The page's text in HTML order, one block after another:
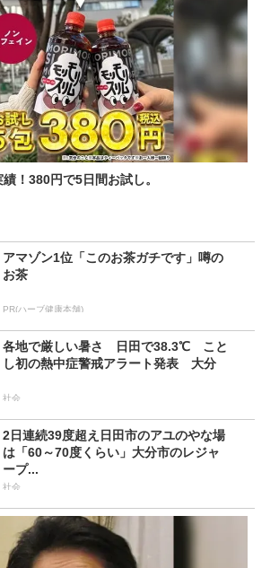
！380円で5日間お試し。
アマゾン1位「このお茶ガチです」噂の
お茶
PR(ハーブ健康本舗)
各地で厳しい暑さ 日田で38.3℃ こと
し初の熱中症警戒アラート発表 大分
社会
2日連続39度超え日田市のアユのやな場
は「60～70度くらい」大分市のレジャ
ープ...
社会